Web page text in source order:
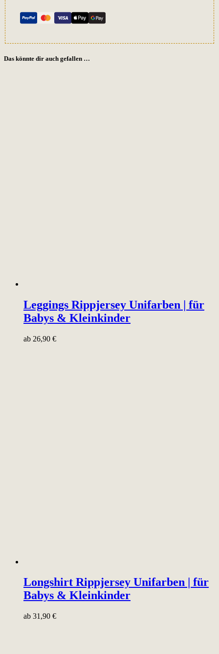
Das könnte dir auch gefallen …
Leggings Rippjersey Unifarben | für
Babys & Kleinkinder
ab 26,90 €
Longshirt Rippjersey Unifarben | für
Babys & Kleinkinder
ab 31,90 €